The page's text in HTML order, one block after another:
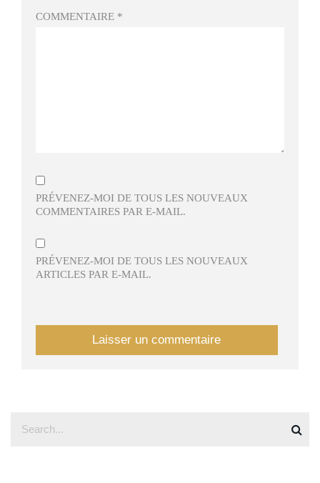
COMMENTAIRE *
PRÉVENEZ-MOI DE TOUS LES NOUVEAUX
COMMENTAIRES PAR E-MAIL.
PRÉVENEZ-MOI DE TOUS LES NOUVEAUX
ARTICLES PAR E-MAIL.